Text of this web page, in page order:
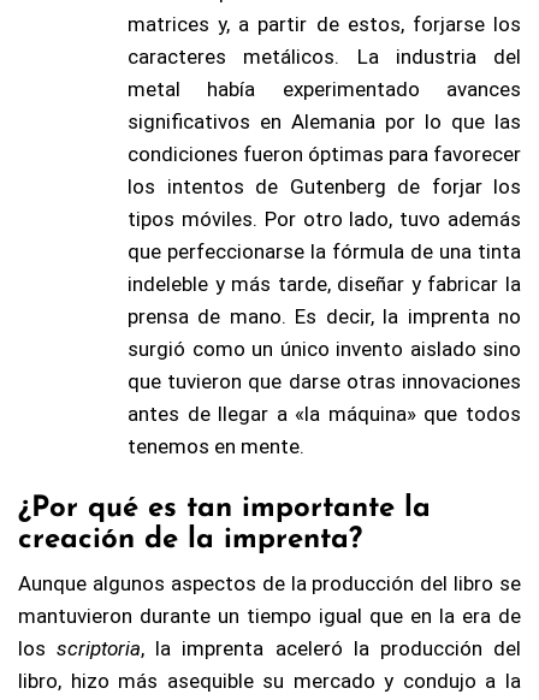
matrices y, a partir de estos, forjarse los
caracteres metálicos. La industria del
metal había experimentado avances
significativos en Alemania por lo que las
condiciones fueron óptimas para favorecer
los intentos de Gutenberg de forjar los
tipos móviles. Por otro lado, tuvo además
que perfeccionarse la fórmula de una tinta
indeleble y más tarde, diseñar y fabricar la
prensa de mano. Es decir, la imprenta no
surgió como un único invento aislado sino
que tuvieron que darse otras innovaciones
antes de llegar a «la máquina» que todos
tenemos en mente.
¿Por qué es tan importante la
creación de la imprenta?
Aunque algunos aspectos de la producción del libro se
mantuvieron durante un tiempo igual que en la era de
losscriptoria, la imprenta aceleró la producción del
libro, hizo más asequible su mercado y condujo a la